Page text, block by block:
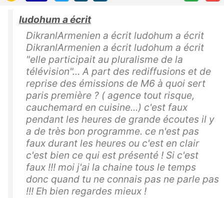
ludohum a écrit
DikranlArmenien a écrit ludohum a écrit
DikranlArmenien a écrit ludohum a écrit
"elle participait au pluralisme de la
télévision"... A part des rediffusions et de
reprise des émissions de M6 à quoi sert
paris première ? ( agence tout risque,
cauchemard en cuisine...) c'est faux
pendant les heures de grande écoutes il y
a de très bon programme. ce n'est pas
faux durant les heures ou c'est en clair
c'est bien ce qui est présenté ! Si c'est
faux !!! moi j'ai la chaine tous le temps
donc quand tu ne connais pas ne parle pas
!!! Eh bien regardes mieux !